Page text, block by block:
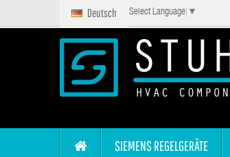
Deutsch Select Language ▼
SIEMENS REGELGERÄTE